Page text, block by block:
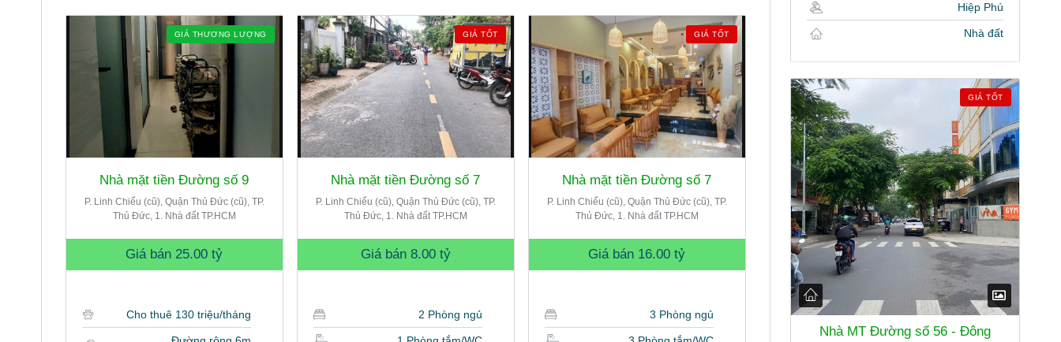
GIÁ THƯƠNG LƯỢNG
Nhà mặt tiền Đường số 9
P. Linh Chiểu (cũ), Quận Thủ Đức (cũ), TP.
Thủ Đức, 1. Nhà đất TP.HCM
Giá bán 25.00 tỷ
Cho thuê 130 triệu/tháng
GIÁ TỐT
Nhà mặt tiền Đường số 7
P. Linh Chiểu (cũ), Quận Thủ Đức (cũ), TP.
Thủ Đức, 1. Nhà đất TP.HCM
Giá bán 8.00 tỷ
2 Phòng ngủ
GIÁ TỐT
Nhà mặt tiền Đường số 7
P. Linh Chiểu (cũ), Quận Thủ Đức (cũ), TP.
Thủ Đức, 1. Nhà đất TP.HCM
Giá bán 16.00 tỷ
3 Phòng ngủ
Hiệp Phú
Nhà đất
GIÁ TỐT
Nhà MT Đường số 56 - Đông